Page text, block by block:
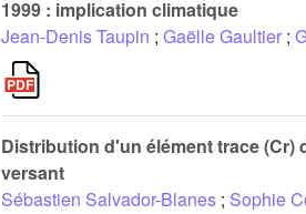
1999 : implication climatique
Jean-Denis Taupin ; Gaëlle Gaultier ;
Distribution d'un élément trace
versant
Sébastien Salvador-Blanes ; Sophie